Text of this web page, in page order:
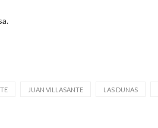
JUAN VILLASANTE LAS DUNAS